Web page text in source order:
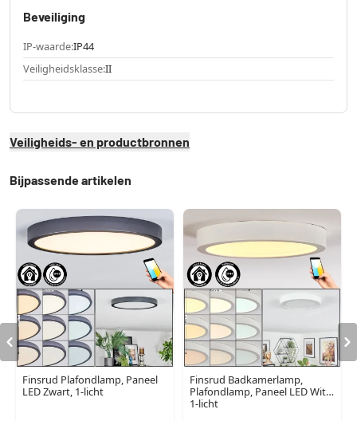
Beveiliging
IP-waarde:IP44
Veiligheidsklasse:II
Veiligheids- en productbronnen
Bijpassende artikelen
Finsrud Plafondlamp, Paneel
LED Zwart, 1-licht
Finsrud Badkamerlamp,
Plafondlamp, Paneel LED Wit,
1-licht